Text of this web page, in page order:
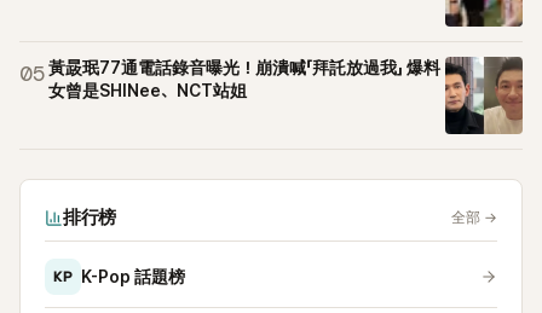
05黃晸珉77通電話錄音曝光！崩潰喊「拜託放過我」 爆料
女曾是SHINee、NCT站姐
排行榜 全部 →
KP K-Pop 話題榜